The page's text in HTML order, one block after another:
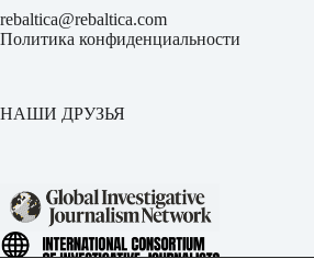
rebaltica@rebaltica.com
Политика конфиденциальности
НАШИ ДРУЗЬЯ